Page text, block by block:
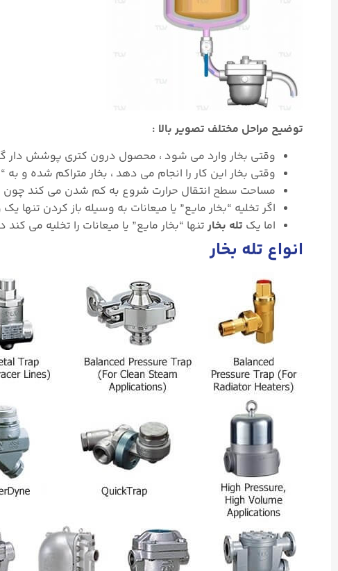
توضیح مراحل مختلف تصویر بالا :
وقتی بخار وارد می شود ، محصول درون کتری پوشش دار
وقتی بخار این کار را انجام می دهد ، بخار متراکم شده و
مساحت سطح انتقال حرارت شروع به کم شدن می کند چون
اگر تخلیه “بخار مایع” یا میعانات به وسیله باز کردن
اما یک تله بخار تنها “بخار مایع” یا میعانات را تخلیه می
انواع تله بخار